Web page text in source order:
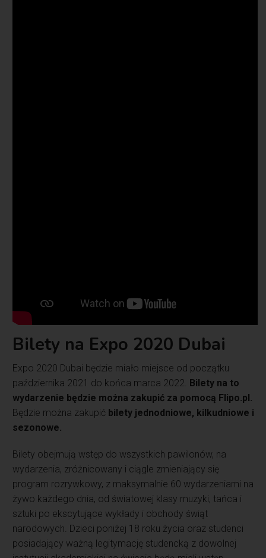
Bilety na Expo 2020 Dubai
Expo 2020 Dubai będzie miało miejsce od początku
października 2021 do końca marca 2022. Bilety na to
wydarzenie będzie można zakupić za pomocą Flipo.pl.
Będzie można zakupić bilety jednodniowe, kilkudniowe i
sezonowe.
Bilety obejmują wstęp do wszystkich pawilonów, na
wydarzenia, zróżnicowany i ciągle zmieniający się
program rozrywkowy, z maksymalnie 60 wydarzeniami na
żywo każdego dnia, od światowej klasy muzyki, tańca i
sztuki po ekscytujące wykłady i obchody świąt
narodowych. Dzieci poniżej 18 roku życia oraz studenci
posiadający ważną legitymację studencką z dowolnej